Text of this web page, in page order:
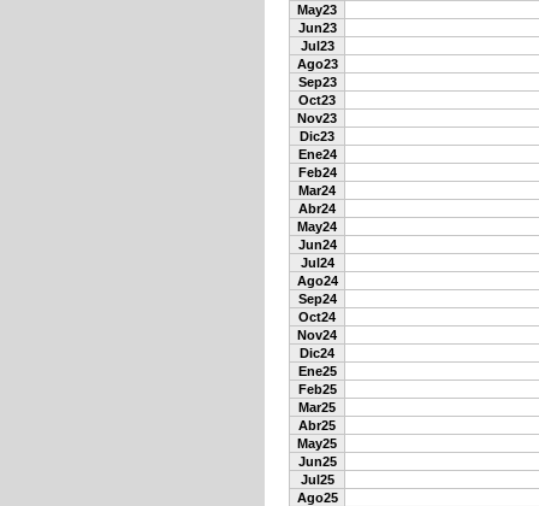
May23
Jun23
Jul23
Ago23
Sep23
Oct23
Nov23
Dic23
Ene24
Feb24
Mar24
Abr24
May24
Jun24
Jul24
Ago24
Sep24
Oct24
Nov24
Dic24
Ene25
Feb25
Mar25
Abr25
May25
Jun25
Jul25
Ago25